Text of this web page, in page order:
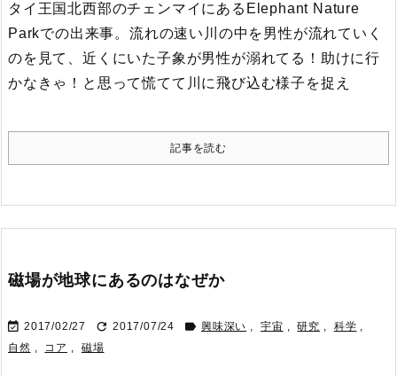
タイ王国北西部のチェンマイにあるElephant Nature
Parkでの出来事。 流れの速い川の中を男性が流れていく
のを見て、近くにいた子象が男性が溺れてる！助けに行
かなきゃ！と思って慌てて川に飛び込む様子を捉え
記事を読む
磁場が地球にあるのはなぜか
 2017/02/27  2017/07/24  興味深い , 宇宙 , 研究 , 科学 ,
自然 , コア , 磁場